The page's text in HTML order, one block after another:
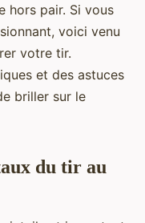
hors pair. Si vous
voici venu
votre tir.
et des astuces
briller sur le
du tir au